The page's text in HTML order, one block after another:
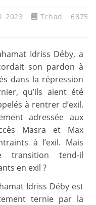
2023 Tchad
6875
Idriss Déby, a
son pardon à
dans la répression
qu’ils aient été
à rentrer d’exil.
adressée aux
Masra et Max
à l’exil. Mais
transition tend-il
en exil ?
Idriss Déby est
ternie par la